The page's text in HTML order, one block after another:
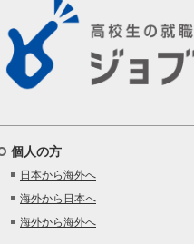
個人の方
日本から海外へ
海外から日本へ
海外から海外へ